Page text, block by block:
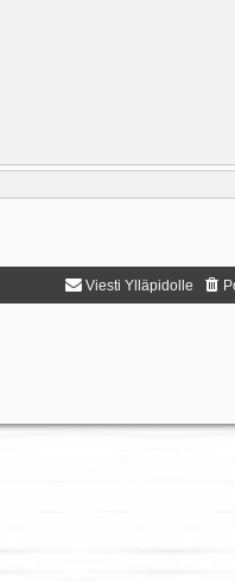
Viesti Ylläpidolle